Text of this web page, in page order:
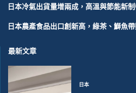
日本冷氣出貨量增兩成，高溫與節能新
日本農產食品出口創新高，綠茶、鰤魚
最新文章
日本